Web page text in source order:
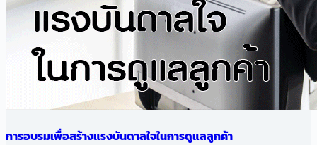
การอบรมเพื่อสร้างแรงบันดาลใจในการดูแลลูกค้า